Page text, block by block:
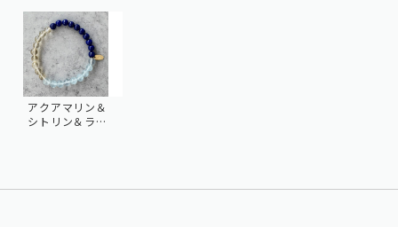
アクアマリン＆
シトリン＆ラピ